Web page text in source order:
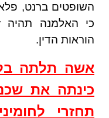
השופטים ברנט,
כי האלמנה תהיה
הוראות הדין.
אשה תלתה
כינתה את
תחזרי